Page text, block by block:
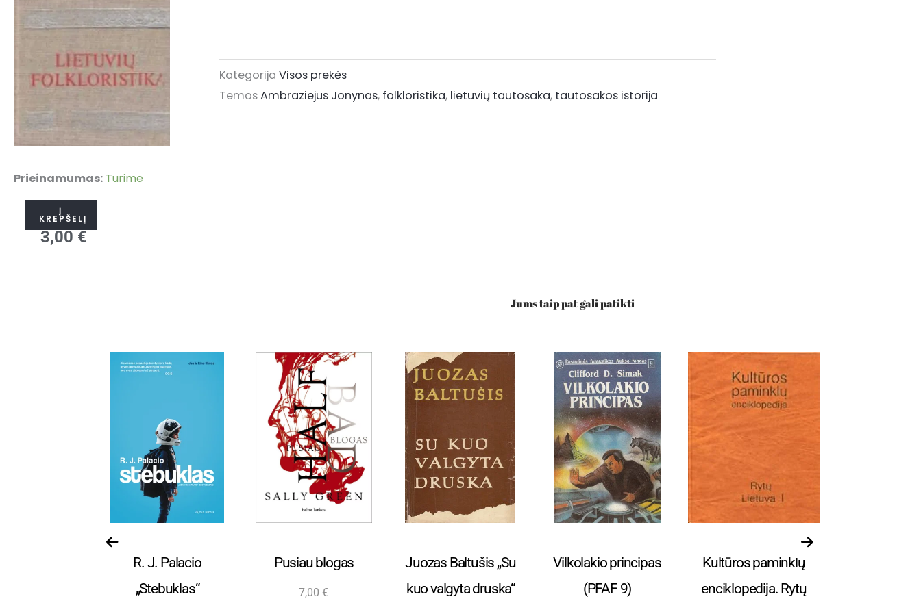
Prieinamumas: Turime
produkto
kiekis:
Lietuvių
folkloristika
Į
KREPŠELĮ
3,00 €
Kategorija Visos prekės
TemosAmbraziejus Jonynas, folkloristika, lietuvių tautosaka, tautosakos istorija
Jums taip pat gali patikti
R. J. Palacio
„Stebuklas“
Pusiau blogas
7,00€
Juozas Baltušis „Su
kuo valgyta druska“
Vilkolakio principas
(PFAF 9)
Kultūros paminklų
enciklopedija. Rytų